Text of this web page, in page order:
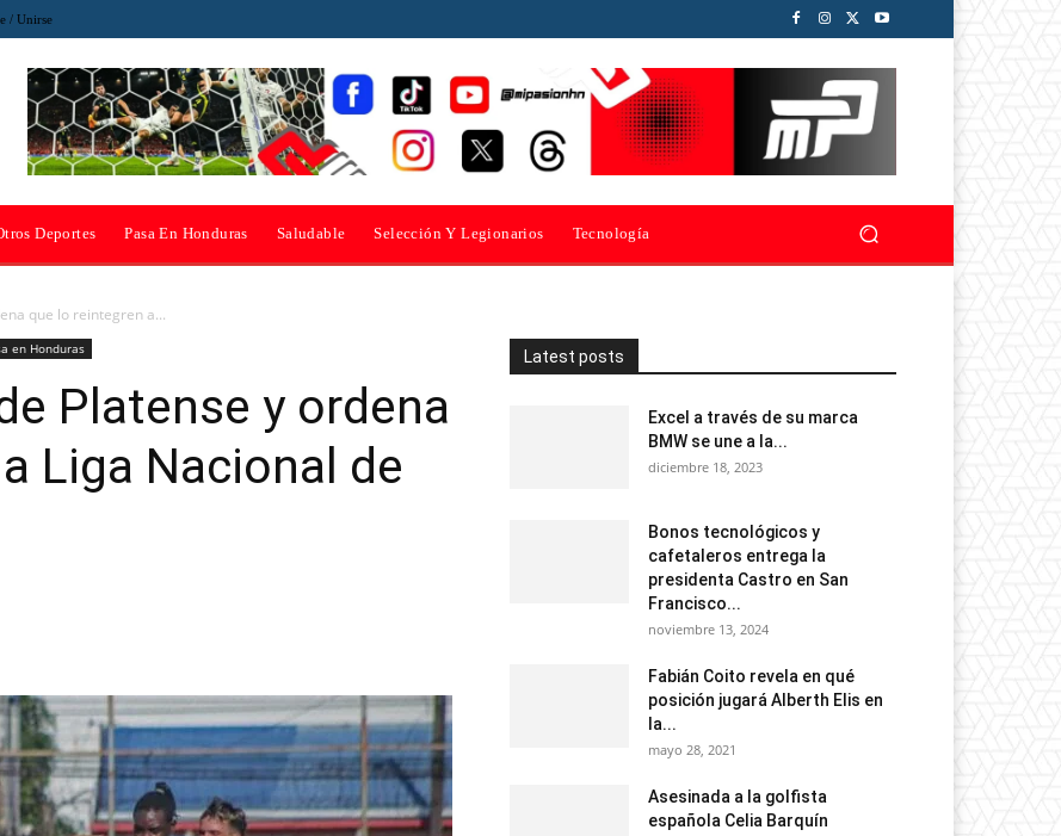
/ Unirse
Deportes Pasa En Honduras Saludable Selección Y Legionarios Tecnología
que lo reintegren a...
en Honduras
Platense y ordena
Liga Nacional de
Latest posts
Excel a través de su marca
BMW se une a la...
diciembre 18, 2023
Bonos tecnológicos y
cafetaleros entrega la
presidenta Castro en San
Francisco...
noviembre 13, 2024
Fabián Coito revela en qué
posición jugará Alberth Elis en
la...
mayo 28, 2021
Asesinada a la golfista
española Celia Barquín